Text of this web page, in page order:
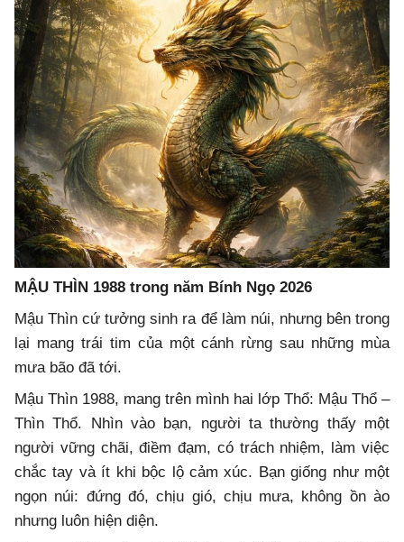
MẬU THÌN 1988 trong năm Bính Ngọ 2026
Mậu Thìn cứ tưởng sinh ra để làm núi, nhưng bên trong
lại mang trái tim của một cánh rừng sau những mùa
mưa bão đã tới.
Mậu Thìn 1988, mang trên mình hai lớp Thổ: Mậu Thổ –
Thìn Thổ. Nhìn vào bạn, người ta thường thấy một
người vững chãi, điềm đạm, có trách nhiệm, làm việc
chắc tay và ít khi bộc lộ cảm xúc. Bạn giống như một
ngọn núi: đứng đó, chịu gió, chịu mưa, không ồn ào
nhưng luôn hiện diện.